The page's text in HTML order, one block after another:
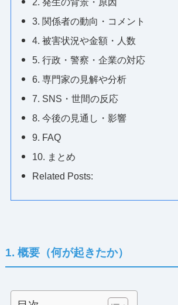
3. 関係者の動向・コメント
4. 被害状況や金額・人数
5. 行政・警察・企業の対応
6. 専門家の見解や分析
7. SNS・世間の反応
8. 今後の見通し・影響
9. FAQ
10. まとめ
Related Posts:
1. 概要（何が起きたか）